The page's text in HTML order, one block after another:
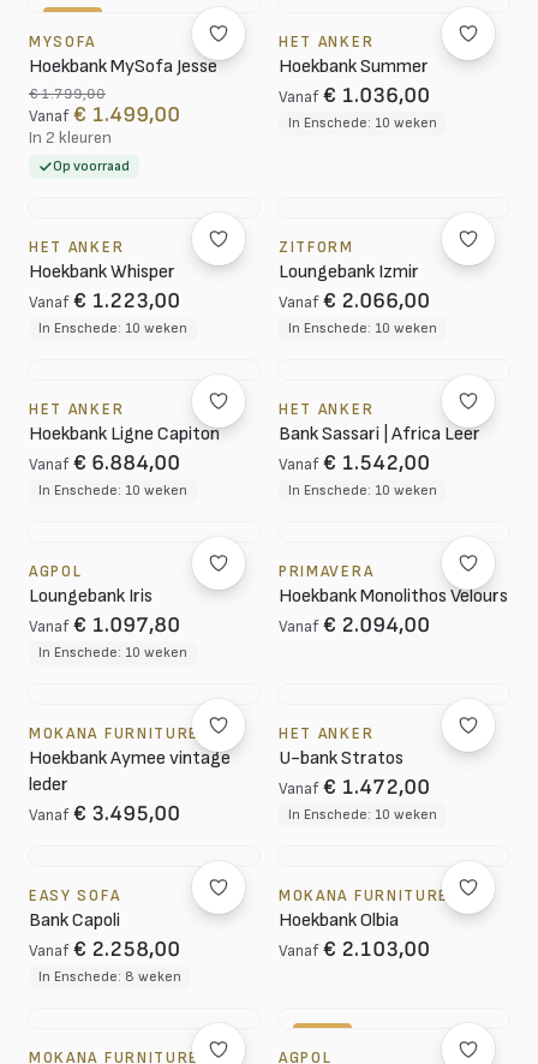
MYSOFA
Hoekbank MySofa Jesse
€ 1.799,00
Vanaf € 1.499,00
In 2 kleuren
Op voorraad
HET ANKER
Hoekbank Summer
Vanaf € 1.036,00
In Enschede: 10 weken
HET ANKER
Hoekbank Whisper
Vanaf € 1.223,00
In Enschede: 10 weken
ZITFORM
Loungebank Izmir
Vanaf € 2.066,00
In Enschede: 10 weken
HET ANKER
Hoekbank Ligne Capiton
Vanaf € 6.884,00
In Enschede: 10 weken
HET ANKER
Bank Sassari | Africa Leer
Vanaf € 1.542,00
In Enschede: 10 weken
AGPOL
Loungebank Iris
Vanaf € 1.097,80
In Enschede: 10 weken
PRIMAVERA
Hoekbank Monolithos Velours
Vanaf € 2.094,00
MOKANA FURNITURE
Hoekbank Aymee vintage
leder
Vanaf € 3.495,00
HET ANKER
U-bank Stratos
Vanaf € 1.472,00
In Enschede: 10 weken
EASY SOFA
Bank Capoli
Vanaf € 2.258,00
In Enschede: 8 weken
MOKANA FURNITURE
Hoekbank Olbia
Vanaf € 2.103,00
MOKANA FURNITURE AGPOL